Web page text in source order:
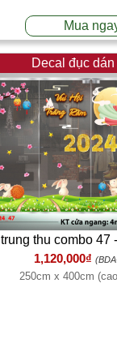
Mua
Decal đục dán
thu combo 47
trăng
1,120,000₫
250cm x 400cm